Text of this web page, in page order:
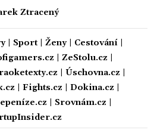
Ztracený
| Sport| Ženy| Cestování|
ZeStolu.cz
Úschovna.cz
Fights.cz Dokina.cz
Srovnám.cz